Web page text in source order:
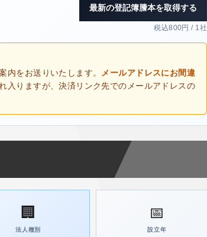
最新の登記簿謄本を取得する
税込800円 / 1社
内をお送りいたします。 メールアドレスにお間違
入りますが、決済リンク先でのメールアドレスの
🏢
法人種別
📅
設立年